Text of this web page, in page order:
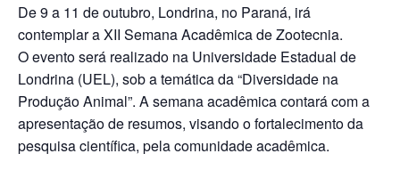
De 9 a 11 de outubro, Londrina, no Paraná, irá
contemplar a XII Semana Acadêmica de Zootecnia.
O evento será realizado na Universidade Estadual de
Londrina (UEL), sob a temática da “Diversidade na
Produção Animal”. A semana acadêmica contará com a
apresentação de resumos, visando o fortalecimento da
pesquisa científica, pela comunidade acadêmica.